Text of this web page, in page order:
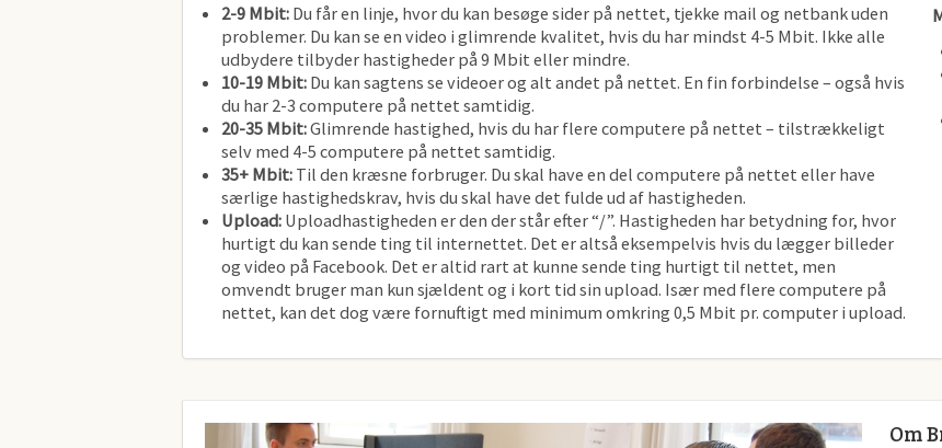
2-9 Mbit: Du får en linje, hvor du kan besøge sider på nettet, tjekke mail og netbank uden
problemer. Du kan se en video i glimrende kvalitet, hvis du har mindst 4-5 Mbit. Ikke alle
udbydere tilbyder hastigheder på 9 Mbit eller mindre.
10-19 Mbit: Du kan sagtens se videoer og alt andet på nettet. En fin forbindelse – også hvis
du har 2-3 computere på nettet samtidig.
20-35 Mbit:Glimrende hastighed, hvis du har flere computere på nettet – tilstrækkeligt
selv med 4-5 computere på nettet samtidig.
35+ Mbit: Til den kræsne forbruger. Du skal have en del computere på nettet eller have
særlige hastighedskrav, hvis du skal have det fulde ud af hastigheden.
Upload: Uploadhastigheden er den der står efter “/”. Hastigheden har betydning for, hvor
hurtigt du kan sende ting til internettet. Det er altså eksempelvis hvis du lægger billeder
og video på Facebook. Det er altid rart at kunne sende ting hurtigt til nettet, men
omvendt bruger man kun sjældent og i kort tid sin upload. Især med flere computere på
nettet, kan det dog være fornuftigt med minimum omkring 0,5 Mbit pr. computer i upload.
Om